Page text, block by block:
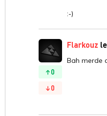
:-)
0
0
Flarkouz
Bah merde